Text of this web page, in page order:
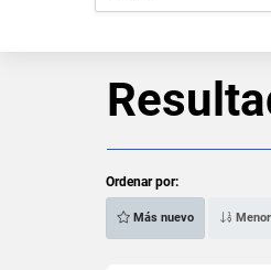
Ordenar por:
Más nuevo